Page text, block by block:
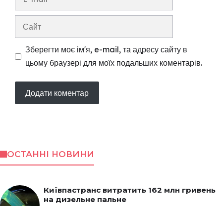
Сайт
Зберегти моє ім'я, e-mail, та адресу сайту в
цьому браузері для моїх подальших коментарів.
ОСТАННІ НОВИНИ
Київпастранс витратить 162 млн гривень
на дизельне пальне